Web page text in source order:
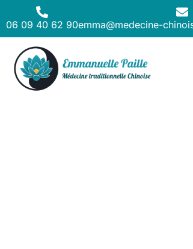
06 09 40 62 90emma@medecine-